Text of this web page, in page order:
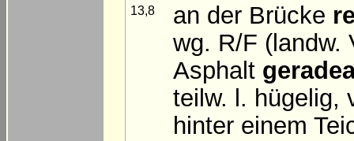
13,8 an der Brücke
wg. R/F (landw.
Asphalt
teilw. l. hügelig,
hinter einem